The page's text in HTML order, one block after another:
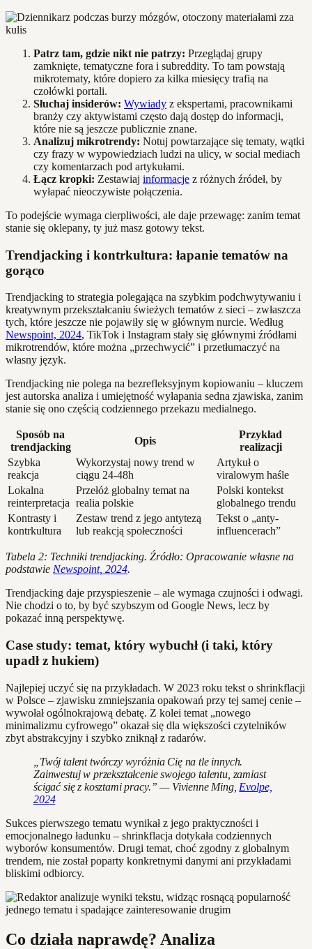
Patrz tam, gdzie nikt nie patrzy: Przeglądaj grupy
zamknięte, tematyczne fora i subreddity. To tam powstają
mikrotematy, które dopiero za kilka miesięcy trafią na
czołówki portali.
Słuchaj insiderów: Wywiady z ekspertami, pracownikami
branży czy aktywistami często dają dostęp do informacji,
które nie są jeszcze publicznie znane.
Analizuj mikrotrendy: Notuj powtarzające się tematy, wątki
czy frazy w wypowiedziach ludzi na ulicy, w social mediach
czy komentarzach pod artykułami.
Łącz kropki: Zestawiaj informacje z różnych źródeł, by
wyłapać nieoczywiste połączenia.
To podejście wymaga cierpliwości, ale daje przewagę: zanim temat
stanie się oklepany, ty już masz gotowy tekst.
Trendjacking i kontrkultura: łapanie tematów na
gorąco
Trendjacking to strategia polegająca na szybkim podchwytywaniu i
kreatywnym przekształcaniu świeżych tematów z sieci – zwłaszcza
tych, które jeszcze nie pojawiły się w głównym nurcie. Według
Newspoint, 2024, TikTok i Instagram stały się głównymi źródłami
mikrotrendów, które można „przechwycić” i przetłumaczyć na
własny język.
Trendjacking nie polega na bezrefleksyjnym kopiowaniu – kluczem
jest autorska analiza i umiejętność wyłapania sedna zjawiska, zanim
stanie się ono częścią codziennego przekazu medialnego.
Sposób na
trendjacking
Opis
Przykład
realizacji
Szybka
reakcja
Wykorzystaj nowy trend w
ciągu 24-48h
Artykuł o
viralowym haśle
Lokalna
reinterpretacja
Przełóż globalny temat na
realia polskie
Polski kontekst
globalnego trendu
Kontrasty i
kontrkultura
Zestaw trend z jego antytezą
lub reakcją społeczności
Tekst o „anty-
influencerach”
Tabela 2: Techniki trendjacking. Źródło: Opracowanie własne na
podstawie Newspoint, 2024.
Trendjacking daje przyspieszenie – ale wymaga czujności i odwagi.
Nie chodzi o to, by być szybszym od Google News, lecz by
pokazać inną perspektywę.
Case study: temat, który wybuchł (i taki, który
upadł z hukiem)
Najlepiej uczyć się na przykładach. W 2023 roku tekst o shrinkflacji
w Polsce – zjawisku zmniejszania opakowań przy tej samej cenie –
wywołał ogólnokrajową debatę. Z kolei temat „nowego
minimalizmu cyfrowego” okazał się dla większości czytelników
zbyt abstrakcyjny i szybko zniknął z radarów.
„Twój talent twórczy wyróżnia Cię na tle innych.
Zainwestuj w przekształcenie swojego talentu, zamiast
ścigać się z kosztami pracy.” — Vivienne Ming, Evolpe,
2024
Sukces pierwszego tematu wynikał z jego praktyczności i
emocjonalnego ładunku – shrinkflacja dotykała codziennych
wyborów konsumentów. Drugi temat, choć zgodny z globalnym
trendem, nie został poparty konkretnymi danymi ani przykładami
bliskimi odbiorcy.
Co działa naprawdę? Analiza